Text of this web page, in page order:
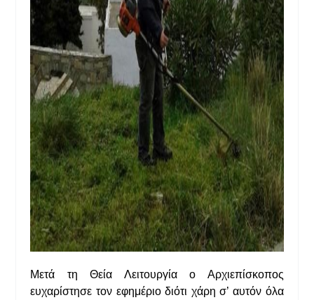
Μετά τη Θεία Λειτουργία ο Αρχιεπίσκοπος
ευχαρίστησε τον εφημέριο διότι χάρη σ’ αυτόν όλα